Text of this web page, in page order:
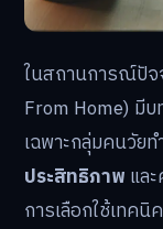
ในสถานการณ์ปั
From Home) มี
เฉพาะกลุ่มคนวัย
ประสิทธิภาพ แล
การเลือกใช้เทคนิ